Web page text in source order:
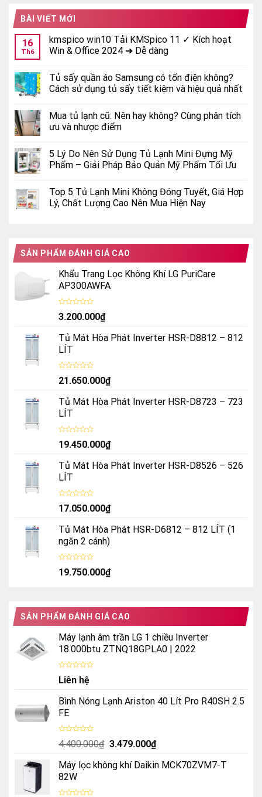
BÀI VIẾT MỚI
16
Th6
kmspico win10 Tải KMSpico 11 ✓ Kích hoạt
Win & Office 2024 ➔ Dễ dàng
Tủ sấy quần áo Samsung có tốn điện không?
Cách sử dụng tủ sấy tiết kiệm và hiệu quả nhất
Mua tủ lạnh cũ: Nên hay không? Cùng phân tích
ưu và nhược điểm
5 Lý Do Nên Sử Dụng Tủ Lạnh Mini Đựng Mỹ
Phẩm – Giải Pháp Bảo Quản Mỹ Phẩm Tối Ưu
Top 5 Tủ Lạnh Mini Không Đóng Tuyết, Giá Hợp
Lý, Chất Lượng Cao Nên Mua Hiện Nay
SẢN PHẨM ĐÁNH GIÁ CAO
Khẩu Trang Lọc Không Khí LG PuriCare
AP300AWFA
Được
xếp
0
5
sao
3.200.000₫
Tủ Mát Hòa Phát Inverter HSR-D8812 – 812
LÍT
Được
xếp
0
5
sao
21.650.000₫
Tủ Mát Hòa Phát Inverter HSR-D8723 – 723
LÍT
Được
xếp
0
5
sao
19.450.000₫
Tủ Mát Hòa Phát Inverter HSR-D8526 – 526
LÍT
Được
xếp
0
5
sao
17.050.000₫
Tủ Mát Hòa Phát HSR-D6812 – 812 LÍT (1
ngăn 2 cánh)
Được
xếp
19.750.000₫
SẢN PHẨM ĐÁNH GIÁ CAO
Máy lạnh âm trần LG 1 chiều Inverter
18.000btu ZTNQ18GPLA0 | 2022
Được
xếp
0
5
sao
Liên hệ
Bình Nóng Lạnh Ariston 40 Lít Pro R40SH 2.5
FE
Được
xếp
0
5
sao
4.400.000₫ Giá
là:
3.479.000₫Giá
tại
Máy lọc không khí Daikin MCK70ZVM7-T
82W